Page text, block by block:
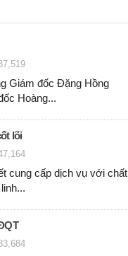
Giám đốc Đặng Hồng
Hoàng...
lõi
cung cấp dịch vụ với chất